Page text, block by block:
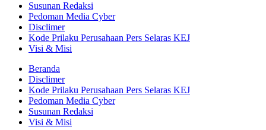
Susunan Redaksi
Pedoman Media Cyber
Disclimer
Kode Prilaku Perusahaan Pers Selaras KEJ
Visi & Misi
Beranda
Disclimer
Kode Prilaku Perusahaan Pers Selaras KEJ
Pedoman Media Cyber
Susunan Redaksi
Visi & Misi